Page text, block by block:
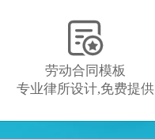

劳动合同模板
专业律所设计,免费提供